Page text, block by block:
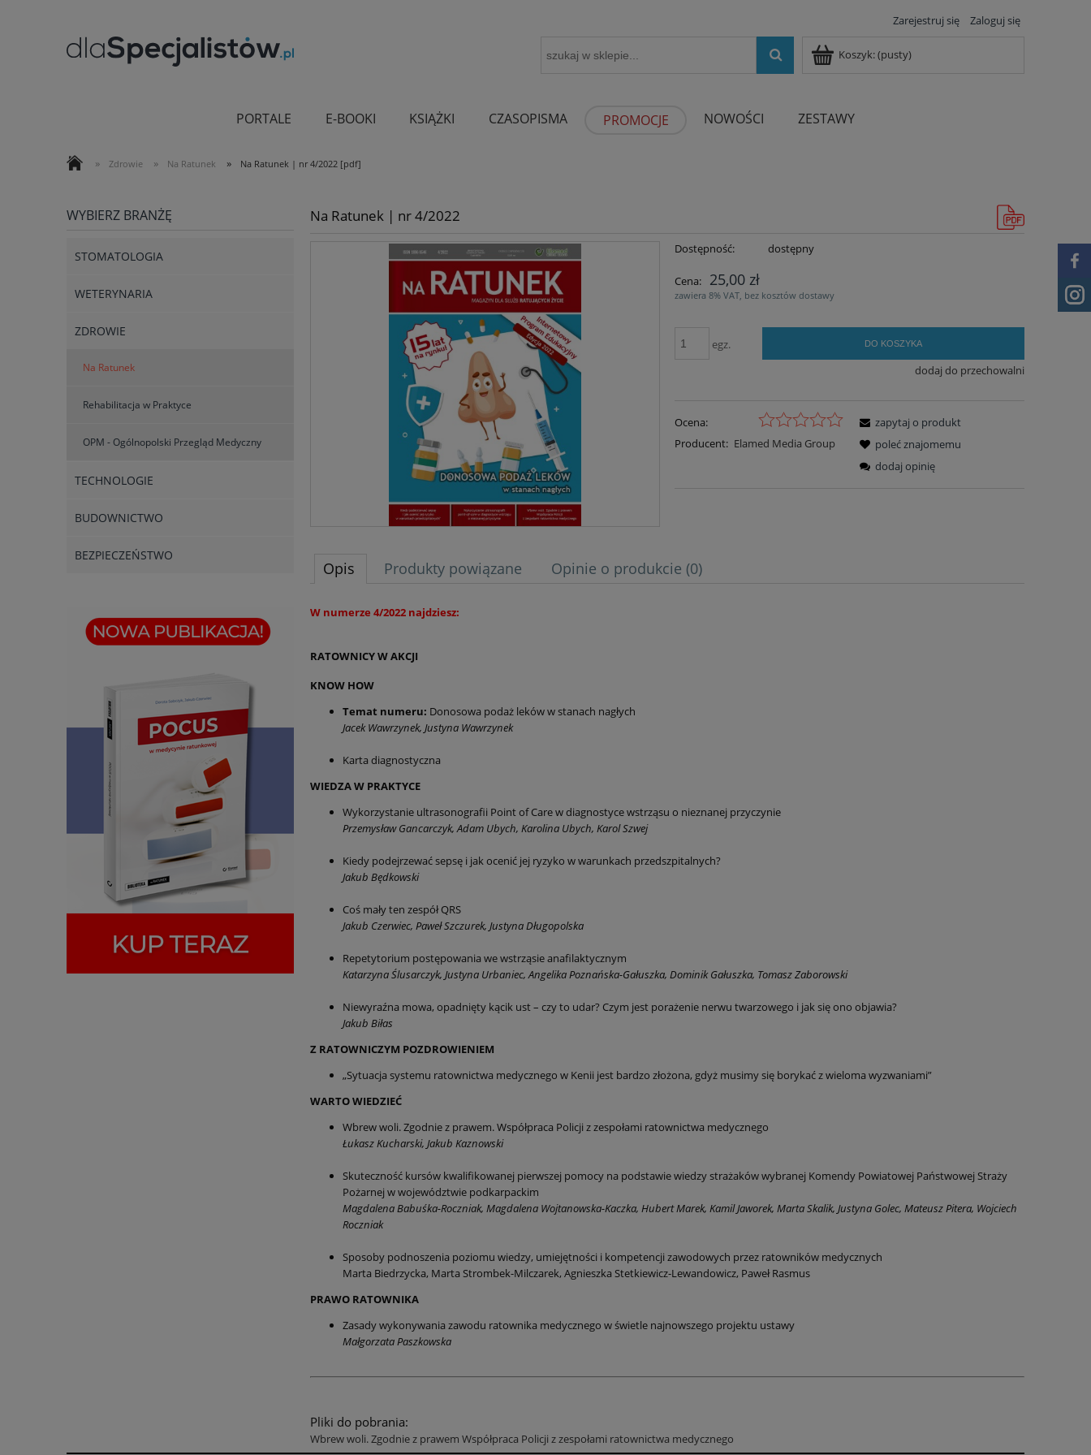
Zarejestruj się Zaloguj się
Koszyk:(pusty)
PORTALE E-BOOKI KSIĄŻKI CZASOPISMA PROMOCJE NOWOŚCI ZESTAWY
» Zdrowie » Na Ratunek » Na Ratunek | nr 4/2022 [pdf]
WYBIERZ BRANŻĘ
STOMATOLOGIA
WETERYNARIA
ZDROWIE
Na Ratunek
Rehabilitacja w Praktyce
OPM - Ogólnopolski Przegląd Medyczny
TECHNOLOGIE
BUDOWNICTWO
BEZPIECZEŃSTWO
Na Ratunek | nr 4/2022
Dostępność: dostępny
Cena: 25,00 zł
zawiera 8% VAT, bez kosztów dostawy
egz. DO KOSZYKA
dodaj do przechowalni
Ocena:
Producent: Elamed Media Group
zapytaj o produkt
poleć znajomemu
dodaj opinię
Opis Produkty powiązane Opinie o produkcie (0)
W numerze 4/2022 najdziesz:
RATOWNICY W AKCJI
KNOW HOW
Temat numeru: Donosowa podaż leków w stanach nagłych
Jacek Wawrzynek, Justyna Wawrzynek
Karta diagnostyczna
WIEDZA W PRAKTYCE
Wykorzystanie ultrasonografii Point of Care w diagnostyce wstrząsu o nieznanej przyczynie
Przemysław Gancarczyk, Adam Ubych, Karolina Ubych, Karol Szwej
Kiedy podejrzewać sepsę i jak ocenić jej ryzyko w warunkach przedszpitalnych?
Jakub Będkowski
Coś mały ten zespół QRS
Jakub Czerwiec, Paweł Szczurek, Justyna Długopolska
Repetytorium postępowania we wstrząsie anafilaktycznym
Katarzyna Ślusarczyk, Justyna Urbaniec, Angelika Poznańska-Gałuszka, Dominik Gałuszka, Tomasz Zaborowski
Niewyraźna mowa, opadnięty kącik ust – czy to udar? Czym jest porażenie nerwu twarzowego i jak się ono objawia?
Jakub Biłas
Z RATOWNICZYM POZDROWIENIEM
„Sytuacja systemu ratownictwa medycznego w Kenii jest bardzo złożona, gdyż musimy się borykać z wieloma wyzwaniami”
WARTO WIEDZIEĆ
Wbrew woli. Zgodnie z prawem. Współpraca Policji z zespołami ratownictwa medycznego
Łukasz Kucharski, Jakub Kaznowski
Skuteczność kursów kwalifikowanej pierwszej pomocy na podstawie wiedzy strażaków wybranej Komendy Powiatowej Państwowej Straży
Pożarnej w województwie podkarpackim
Magdalena Babuśka-Roczniak, Magdalena Wojtanowska-Kaczka, Hubert Marek, Kamil Jaworek, Marta Skalik, Justyna Golec, Mateusz Pitera, Wojciech
Roczniak
Sposoby podnoszenia poziomu wiedzy, umiejętności i kompetencji zawodowych przez ratowników medycznych
Marta Biedrzycka, Marta Strombek-Milczarek, Agnieszka Stetkiewicz-Lewandowicz, Paweł Rasmus
PRAWO RATOWNIKA
Zasady wykonywania zawodu ratownika medycznego w świetle najnowszego projektu ustawy
Małgorzata Paszkowska
Pliki do pobrania:
Wbrew woli. Zgodnie z prawem Współpraca Policji z zespołami ratownictwa medycznego